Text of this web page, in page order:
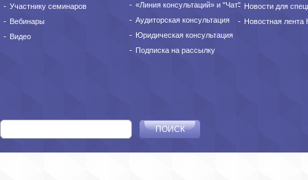
Новости для
Новостная лента
«Линия консультаций» и "Чат"
Аудиторская консультация
Юридическая консультация
Подписка на рассылку
Участнику семинаров
Вебинары
Видео